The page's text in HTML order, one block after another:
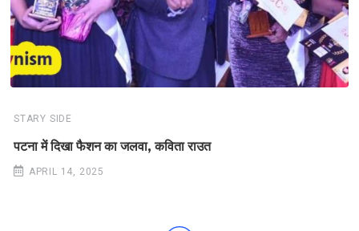
STARY SIDE
पटना में दिखा फैशन का जलवा, कविता राउत
APRIL 14, 2025